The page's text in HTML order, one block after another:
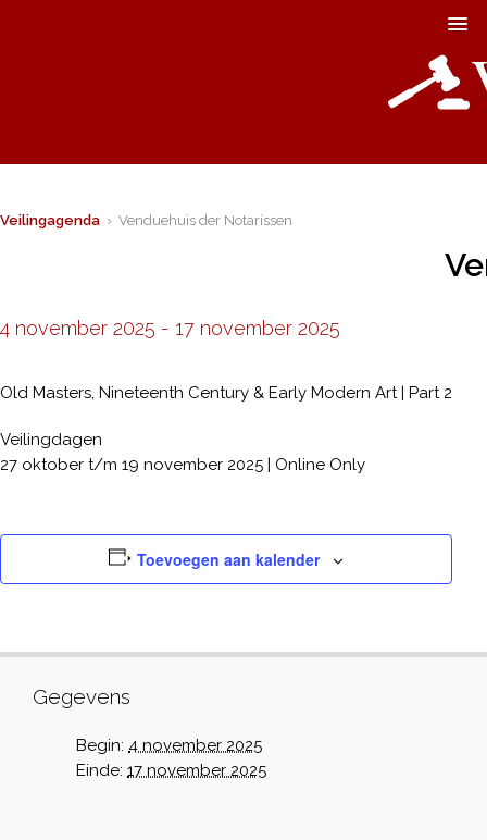
Veilingagenda › Venduehuis der Notarissen
4 november 2025 - 17 november 2025
Old Masters, Nineteenth Century & Early Modern Art | Part 2
Veilingdagen
27 oktober t/m 19 november 2025 | Online Only
Toevoegen aan kalender
Gegevens
Begin: 4 november 2025
Einde: 17 november 2025